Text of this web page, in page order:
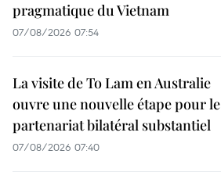
pragmatique du Vietnam
07/08/2026 07:54
La visite de To Lam en Australie
ouvre une nouvelle étape pour le
partenariat bilatéral substantiel
07/08/2026 07:40